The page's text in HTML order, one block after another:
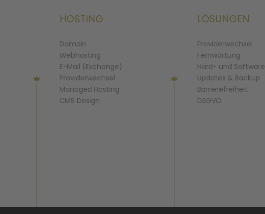
HOSTING
Domain
Webhosting
E-Mail (Exchange)
Providerwechsel
Managed Hosting
CMS Design
LÖSUNGEN
Providerwechsel
Fernwartung
Hard- und Software
Updates & Backup
Barrierefreiheit
DSGVO